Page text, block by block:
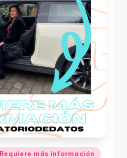
Requiere más información